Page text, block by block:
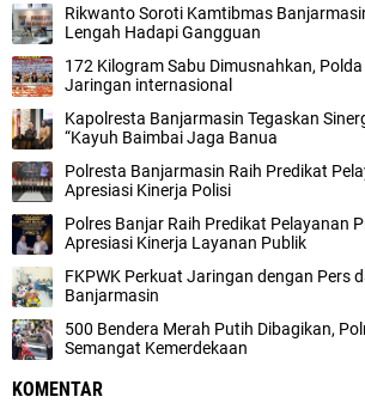
Rikwanto Soroti Kamtibmas
Lengah Hadapi Gangguan
172 Kilogram Sabu Dimusnahkan,
Jaringan internasional
Kapolresta Banjarmasin Tegaskan
“Kayuh Baimbai Jaga Banua
Polresta Banjarmasin Raih Predikat
Apresiasi Kinerja Polisi
Polres Banjar Raih Predikat Pelayanan
Apresiasi Kinerja Layanan Publik
FKPWK Perkuat Jaringan dengan Pers
Banjarmasin
500 Bendera Merah Putih Dibagikan,
Semangat Kemerdekaan
KOMENTAR